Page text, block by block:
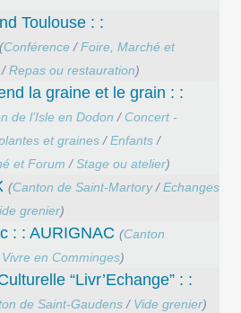
Toulouse : :
(Conférence /Foire, Marché et
/Repas ou restauration)
la graine et le grain : :
de l’Isle en Dodon / Concert -
et graines /Enfants /
et Forum /Stage ou atelier)
(Canton de Saint-Martory/Echanges
grenier)
: : AURIGNAC (Canton
Vivre en Comminges)
“Livr’Echange” : :
de Saint-Gaudens / Vide grenier)